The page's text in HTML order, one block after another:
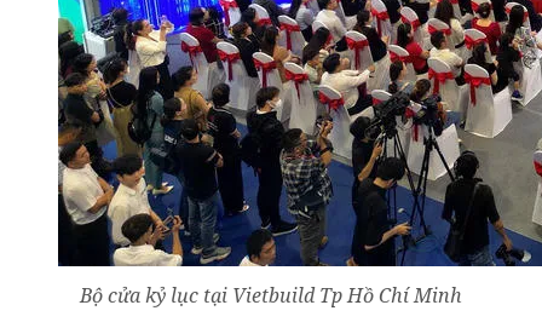
Bộ cửa kỷ lục tại Vietbuild Tp Hồ Chí Minh